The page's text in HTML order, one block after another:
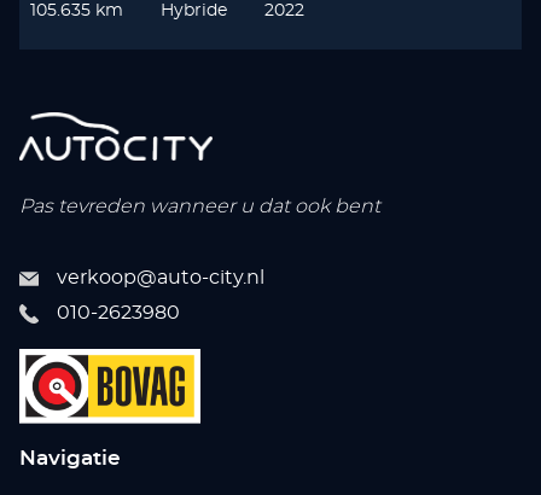
105.635 km Hybride 2022
Pas tevreden wanneer u dat ook bent
verkoop@auto-city.nl
010-2623980
Navigatie